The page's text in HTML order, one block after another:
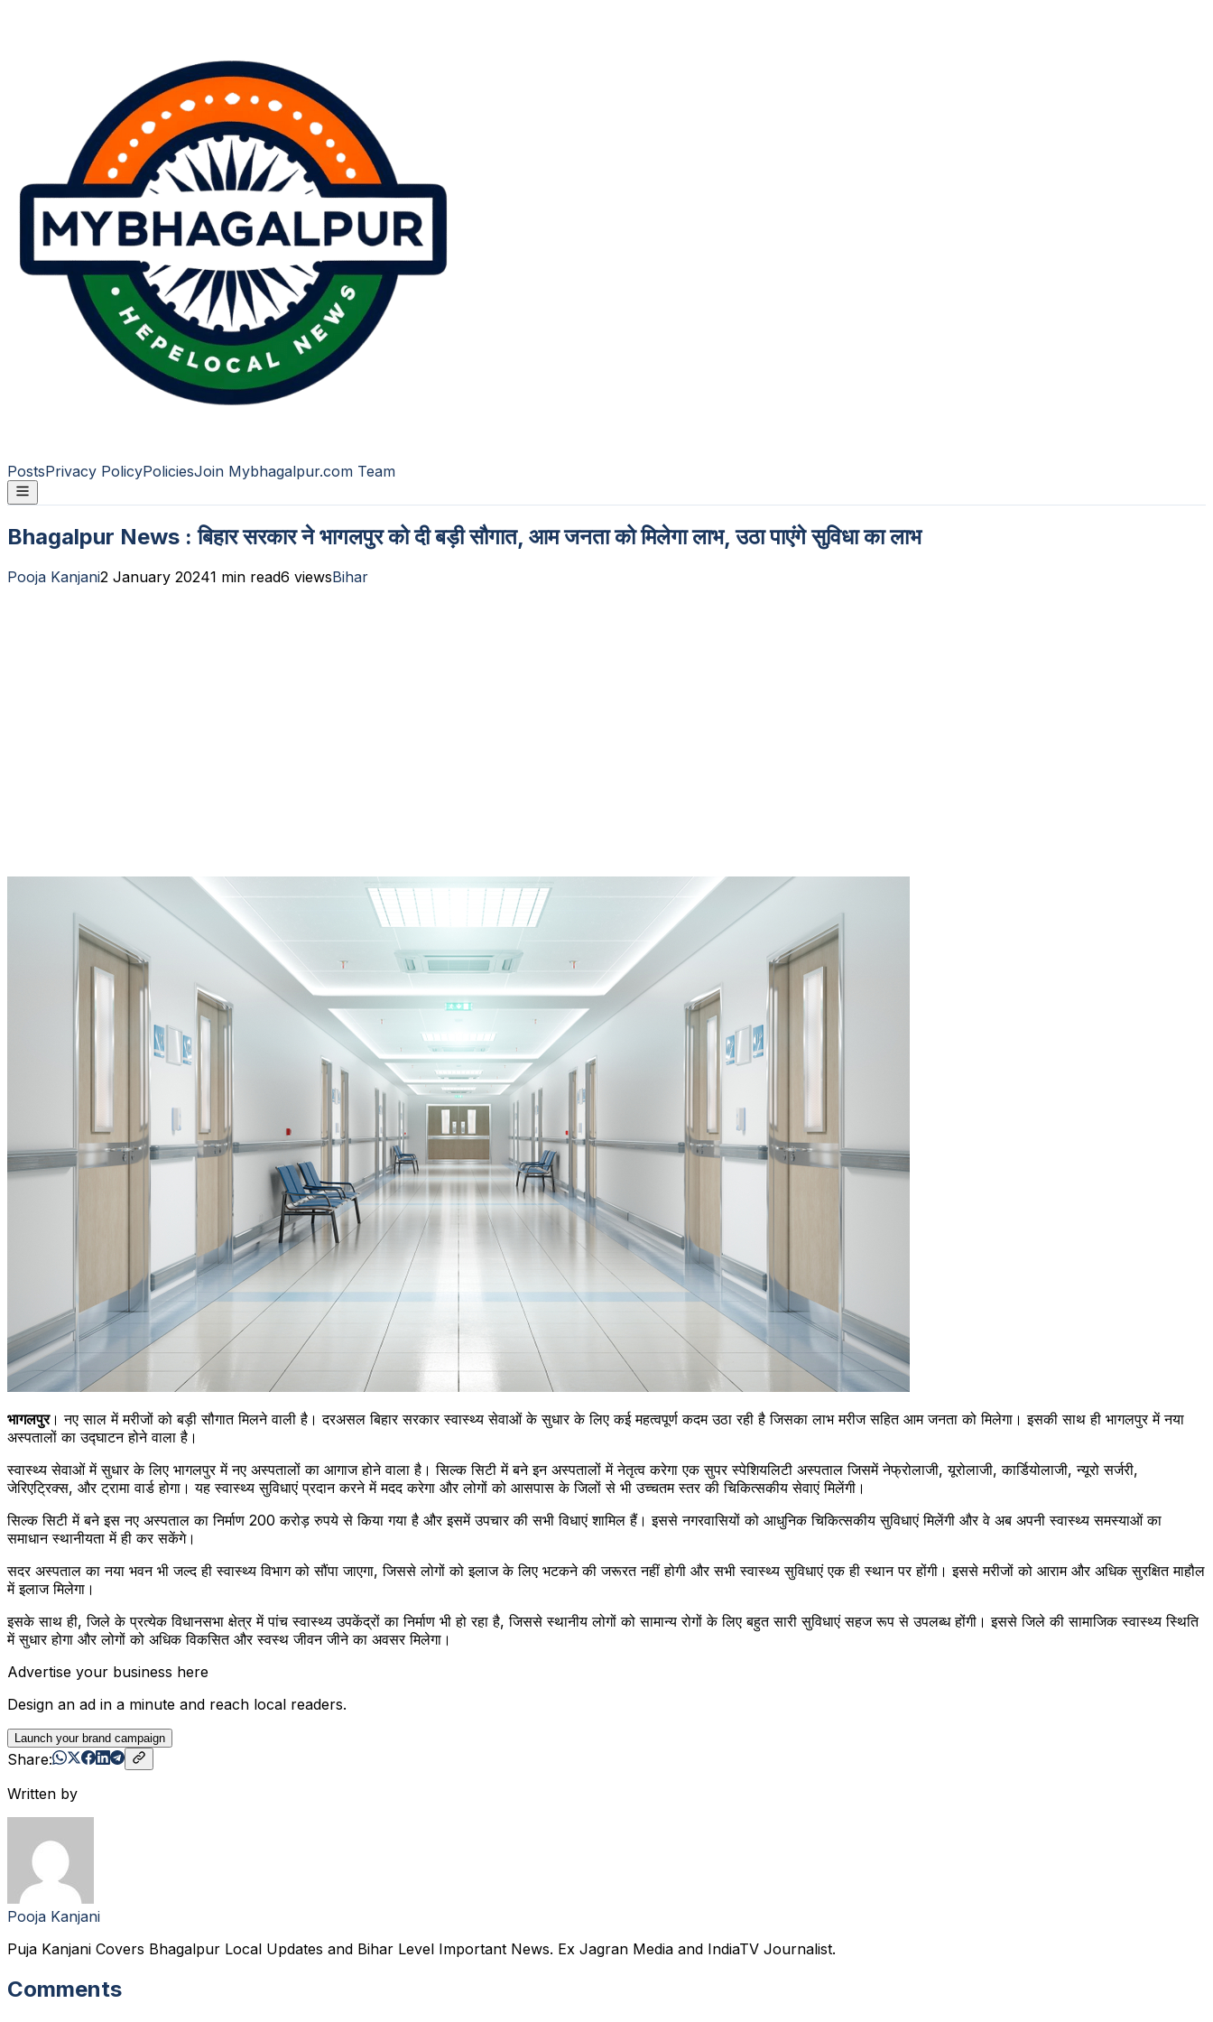
PostsPrivacy PolicyPoliciesJoin Mybhagalpur.com Team
Bhagalpur News : बिहार सरकार ने भागलपुर को दी बड़ी सौगात, आम जनता को मिलेगा लाभ, उठा पाएंगे सुविधा का लाभ
Pooja Kanjani2 January 20241 min read6 viewsBihar
भागलपुर। नए साल में मरीजों को बड़ी सौगात मिलने वाली है। दरअसल बिहार सरकार स्वास्थ्य सेवाओं के सुधार के लिए कई महत्वपूर्ण कदम उठा रही है जिसका लाभ मरीज सहित आम जनता को मिलेगा। इसकी साथ ही भागलपुर में नया
अस्पतालों का उद्घाटन होने वाला है।
स्वास्थ्य सेवाओं में सुधार के लिए भागलपुर में नए अस्पतालों का आगाज होने वाला है। सिल्क सिटी में बने इन अस्पतालों में नेतृत्व करेगा एक सुपर स्पेशियलिटी अस्पताल जिसमें नेफ्रोलाजी, यूरोलाजी, कार्डियोलाजी, न्यूरो सर्जरी,
जेरिएट्रिक्स, और ट्रामा वार्ड होगा। यह स्वास्थ्य सुविधाएं प्रदान करने में मदद करेगा और लोगों को आसपास के जिलों से भी उच्चतम स्तर की चिकित्सकीय सेवाएं मिलेंगी।
सिल्क सिटी में बने इस नए अस्पताल का निर्माण 200 करोड़ रुपये से किया गया है और इसमें उपचार की सभी विधाएं शामिल हैं। इससे नगरवासियों को आधुनिक चिकित्सकीय सुविधाएं मिलेंगी और वे अब अपनी स्वास्थ्य समस्याओं का
समाधान स्थानीयता में ही कर सकेंगे।
सदर अस्पताल का नया भवन भी जल्द ही स्वास्थ्य विभाग को सौंपा जाएगा, जिससे लोगों को इलाज के लिए भटकने की जरूरत नहीं होगी और सभी स्वास्थ्य सुविधाएं एक ही स्थान पर होंगी। इससे मरीजों को आराम और अधिक सुरक्षित माहौल
में इलाज मिलेगा।
इसके साथ ही, जिले के प्रत्येक विधानसभा क्षेत्र में पांच स्वास्थ्य उपकेंद्रों का निर्माण भी हो रहा है, जिससे स्थानीय लोगों को सामान्य रोगों के लिए बहुत सारी सुविधाएं सहज रूप से उपलब्ध होंगी। इससे जिले की सामाजिक स्वास्थ्य स्थिति
में सुधार होगा और लोगों को अधिक विकसित और स्वस्थ जीवन जीने का अवसर मिलेगा।
Advertise your business here
Design an ad in a minute and reach local readers.
Launch your brand campaign
Share:
Written by
Pooja Kanjani
Puja Kanjani Covers Bhagalpur Local Updates and Bihar Level Important News. Ex Jagran Media and IndiaTV Journalist.
Comments